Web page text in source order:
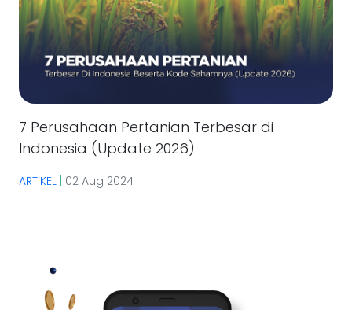
7 Perusahaan Pertanian Terbesar di
Indonesia (Update 2026)
ARTIKEL | 02 Aug 2024